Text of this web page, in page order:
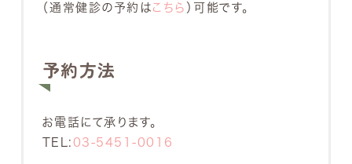
5歳は、社会性も身につけ始める時期です。ルール
責任感を持つこともできるようになる時期です。
就学に向けて、生活習慣を整えることも大切な時
期です。早寝早起き、バランスの取れた食事、手洗
い、うがいなどを習慣づけ、健康な体づくりを心が
（通常健診の予約は こちら ）可能です。
予約方法
お電話にて承ります。
TEL: 03-5451-0016